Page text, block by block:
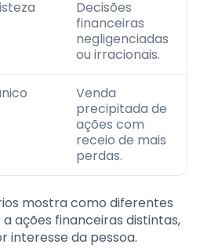
Decisões
financeiras
negligenciadas
ou irracionais.
Venda
precipitada de
ações com
receio de mais
perdas.
mostra como diferentes
ações financeiras distintas,
interesse da pessoa.